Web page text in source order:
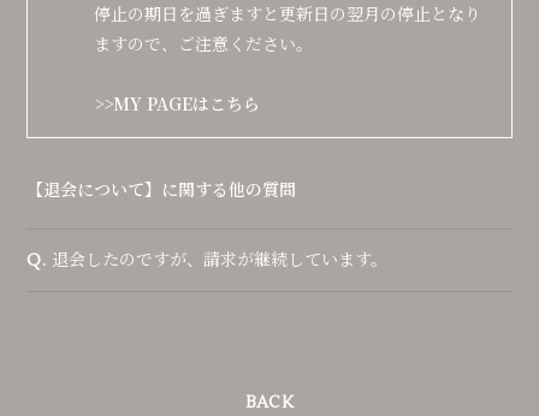
停止の期日を過ぎますと更新日の翌月の停止となり
ますので、ご注意ください。
>>MY PAGEはこちら
【退会について】に関する他の質問
Q. 退会したのですが、請求が継続しています。
BACK